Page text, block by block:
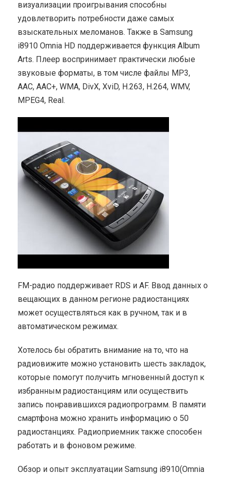
визуализации проигрывания способны
удовлетворить потребности даже самых
взыскательных меломанов. Также в Samsung
i8910 Omnia HD поддерживается функция Album
Arts. Плеер воспринимает практически любые
звуковые форматы, в том числе файлы MP3,
AAC, AAC+, WMA, DivX, XviD, H.263, H.264, WMV,
MPEG4, Real.
FM-радио поддерживает RDS и AF. Ввод данных о
вещающих в данном регионе радиостанциях
может осуществляться как в ручном, так и в
автоматическом режимах.
Хотелось бы обратить внимание на то, что на
радиовижите можно установить шесть закладок,
которые помогут получить мгновенный доступ к
избранным радиостанциям или осуществить
запись понравившихся радиопрограмм. В памяти
смартфона можно хранить информацию о 50
радиостанциях. Радиоприемник также способен
работать и в фоновом режиме.
Обзор и опыт эксплуатации Samsung i8910(Omnia